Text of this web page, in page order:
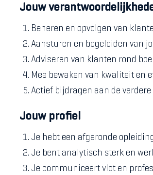
Jouw
Beheren en opvolgen van
Aansturen en begeleiden van
Adviseren van klanten rond
Mee bewaken van kwaliteit en
Actief bijdragen aan de
Jouw profiel
Je hebt een afgeronde
Je bent analytisch sterk en
Je communiceert vlot en